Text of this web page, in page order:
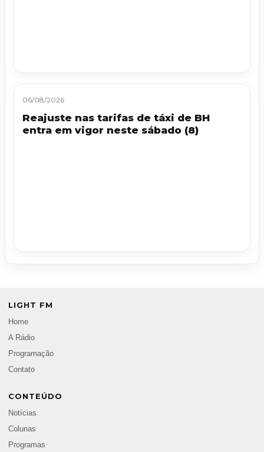
06/08/2026
Reajuste nas tarifas de táxi de BH
entra em vigor neste sábado (8)
LIGHT FM
Home
A Rádio
Programação
Contato
CONTEÚDO
Notícias
Colunas
Programas